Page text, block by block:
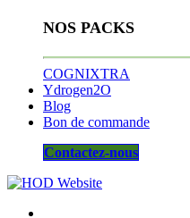
NOS PACKS
COGNIXTRA
Ydrogen2O
Blog
Bon de commande
Contactez-nous